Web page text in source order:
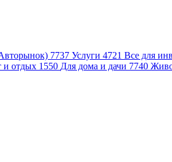
7737 Услуги 4721 Все для
и отдых 1550 Для дома и дачи 7740